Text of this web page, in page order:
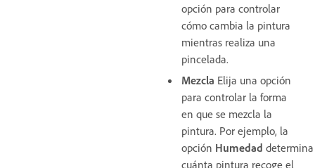
opción para controlar
cómo cambia la pintura
mientras realiza una
pincelada.
Mezcla Elija una opción
para controlar la forma
en que se mezcla la
pintura. Por ejemplo, la
opción Humedad determina
cuánta pintura recoge el